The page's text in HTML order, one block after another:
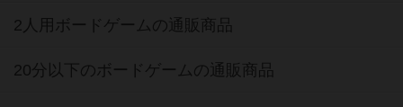
2人用ボードゲームの通販商品
20分以下のボードゲームの通販商品